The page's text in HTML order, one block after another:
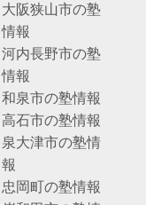
大阪狭山市の塾
情報
河内長野市の塾
情報
和泉市の塾情報
高石市の塾情報
泉大津市の塾情
報
忠岡町の塾情報